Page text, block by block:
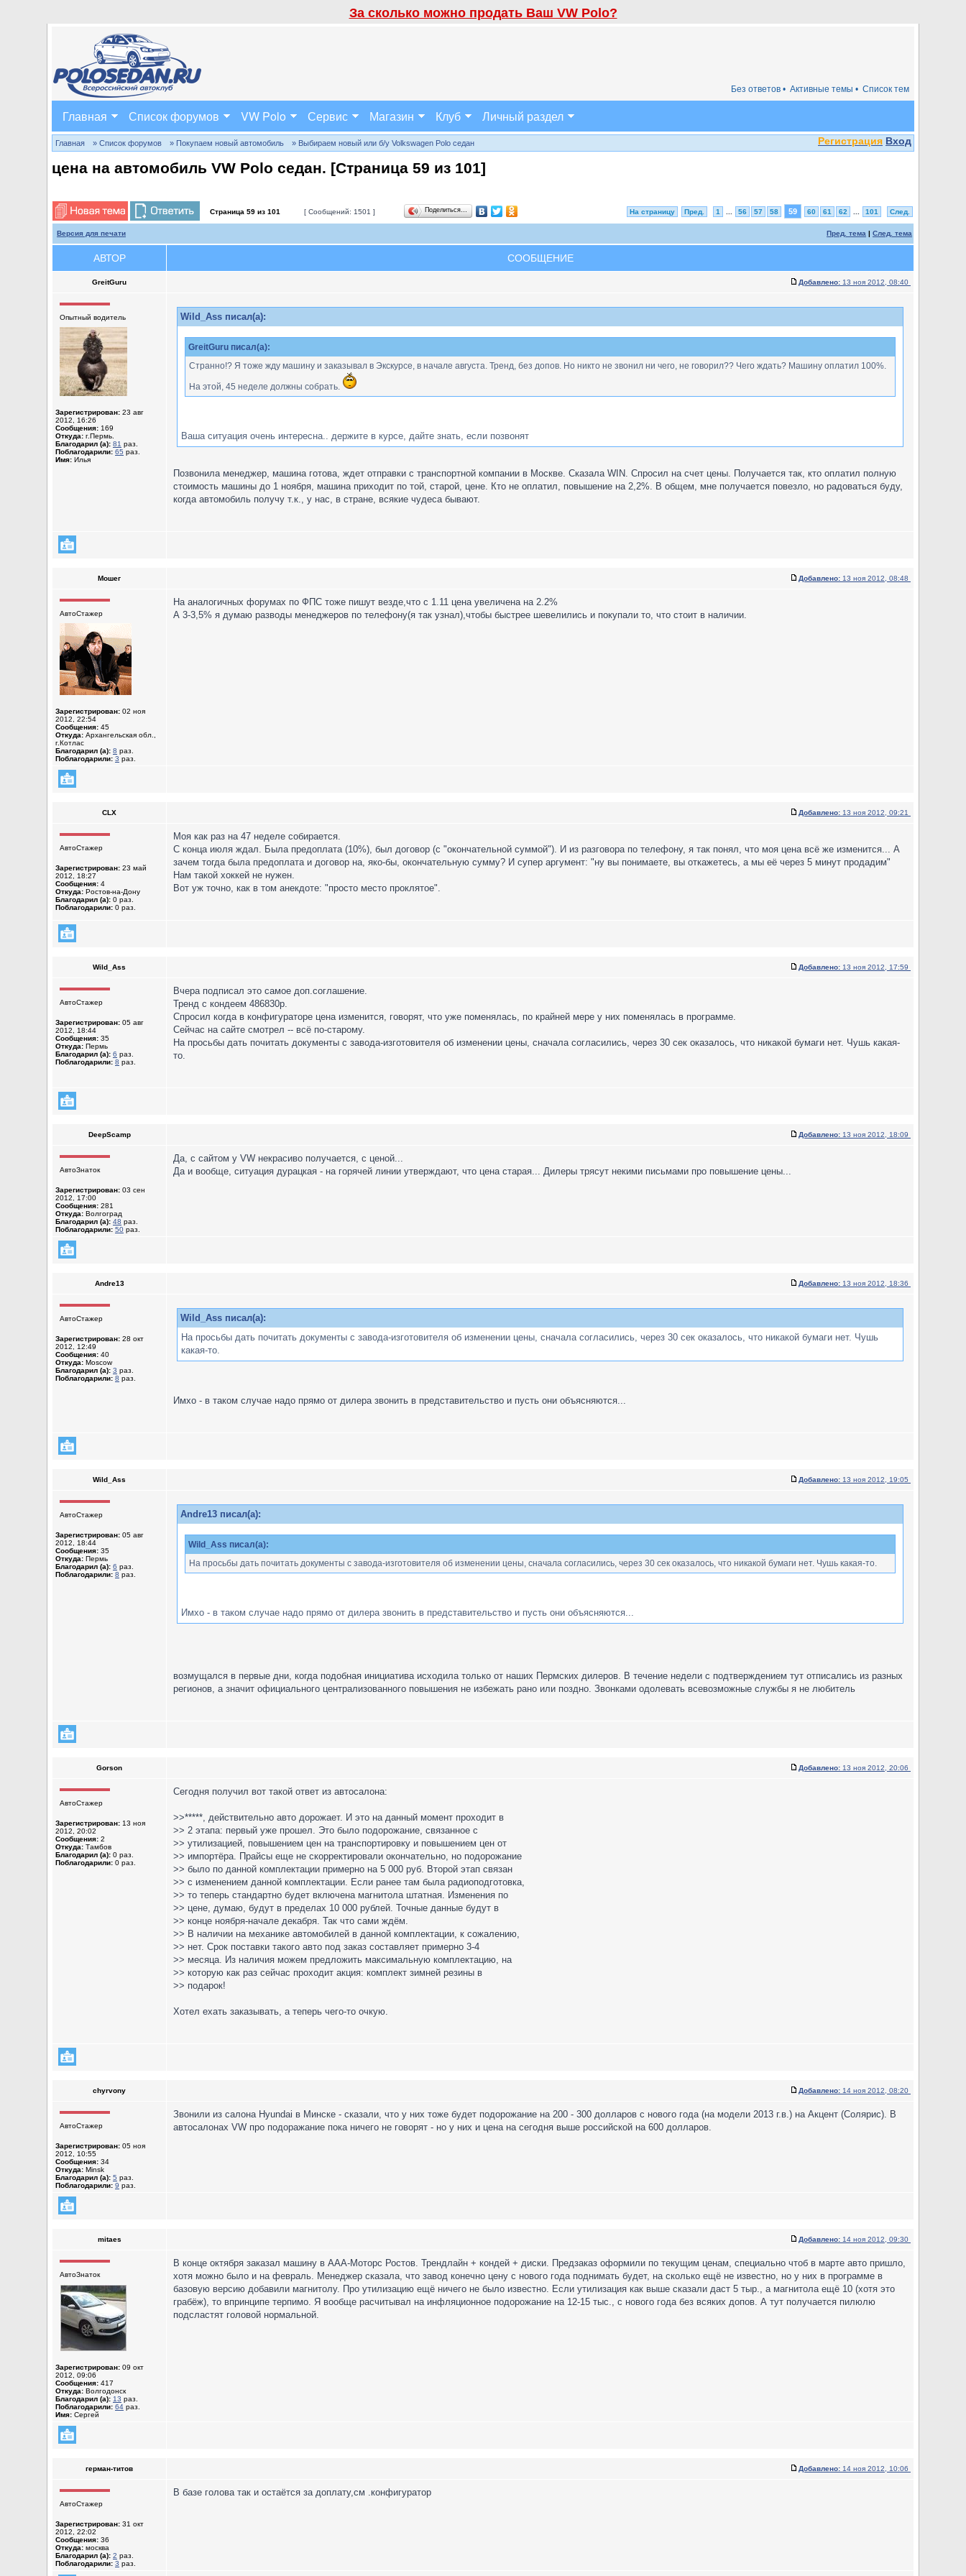
За сколько можно продать Ваш VW Polo?
Список тем
Активные темы •
Без ответов •
Главная Список форумов VW Polo Сервис Магазин Клуб Личный раздел
Регистрация Вход
Главная » Список форумов » Покупаем новый автомобиль » Выбираем новый или б/у Volkswagen Polo седан
цена на автомобиль VW Polo седан. [Страница 59 из 101]
Страница 59 из 101 [ Сообщений: 1501 ] Поделиться… На страницу Пред. 1 56 57 58 59 60 61 62 101 След.
Версия для печати Пред. тема | След. тема
АВТОР СООБЩЕНИЕ
GreitGuru Добавлено: 13 ноя 2012, 08:40
Опытный водитель
Зарегистрирован: 23 авг
2012, 16:26
Сообщения: 169
Откуда: г.Пермь.
Благодарил (а): 81 раз.
Поблагодарили: 65 раз.
Имя: Илья
Wild_Ass писал(а):
GreitGuru писал(а):
Странно!? Я тоже жду машину и заказывал в Экскурсе, в начале августа. Тренд, без допов. Но никто не звонил ни чего, не говорил?? Чего ждать? Машину оплатил 100%.
На этой, 45 неделе должны собрать.
Ваша ситуация очень интересна.. держите в курсе, дайте знать, если позвонят
Позвонила менеджер, машина готова, ждет отправки с транспортной компании в Москве. Сказала WIN. Спросил на счет цены. Получается так, кто оплатил полную
стоимость машины до 1 ноября, машина приходит по той, старой, цене. Кто не оплатил, повышение на 2,2%. В общем, мне получается повезло, но радоваться буду,
когда автомобиль получу т.к., у нас, в стране, всякие чудеса бывают.
Мошег Добавлено: 13 ноя 2012, 08:48
АвтоСтажер
Зарегистрирован: 02 ноя
2012, 22:54
Сообщения: 45
Откуда: Архангельская обл.,
г.Котлас
Благодарил (а): 8 раз.
Поблагодарили: 3 раз.
На аналогичных форумах по ФПС тоже пишут везде,что с 1.11 цена увеличена на 2.2%
А 3-3,5% я думаю разводы менеджеров по телефону(я так узнал),чтобы быстрее шевелились и покупали то, что стоит в наличии.
CLX Добавлено: 13 ноя 2012, 09:21
АвтоСтажер
Зарегистрирован: 23 май
2012, 18:27
Сообщения: 4
Откуда: Ростов-на-Дону
Благодарил (а): 0 раз.
Поблагодарили: 0 раз.
Моя как раз на 47 неделе собирается.
С конца июля ждал. Была предоплата (10%), был договор (с "окончательной суммой"). И из разговора по телефону, я так понял, что моя цена всё же изменится... А
зачем тогда была предоплата и договор на, яко-бы, окончательную сумму? И супер аргумент: "ну вы понимаете, вы откажетесь, а мы её через 5 минут продадим"
Нам такой хоккей не нужен.
Вот уж точно, как в том анекдоте: "просто место проклятое".
Wild_Ass Добавлено: 13 ноя 2012, 17:59
АвтоСтажер
Зарегистрирован: 05 авг
2012, 18:44
Сообщения: 35
Откуда: Пермь
Благодарил (а): 6 раз.
Поблагодарили: 8 раз.
Вчера подписал это самое доп.соглашение.
Тренд с кондеем 486830р.
Спросил когда в конфигураторе цена изменится, говорят, что уже поменялась, по крайней мере у них поменялась в программе.
Сейчас на сайте смотрел -- всё по-старому.
На просьбы дать почитать документы с завода-изготовителя об изменении цены, сначала согласились, через 30 сек оказалось, что никакой бумаги нет. Чушь какая-
то.
DeepScamp Добавлено: 13 ноя 2012, 18:09
АвтоЗнаток
Зарегистрирован: 03 сен
2012, 17:00
Сообщения: 281
Откуда: Волгоград
Благодарил (а): 48 раз.
Поблагодарили: 50 раз.
Да, с сайтом у VW некрасиво получается, с ценой...
Да и вообще, ситуация дурацкая - на горячей линии утверждают, что цена старая... Дилеры трясут некими письмами про повышение цены...
Andre13 Добавлено: 13 ноя 2012, 18:36
АвтоСтажер
Зарегистрирован: 28 окт
2012, 12:49
Сообщения: 40
Откуда: Moscow
Благодарил (а): 3 раз.
Поблагодарили: 8 раз.
Wild_Ass писал(а):
На просьбы дать почитать документы с завода-изготовителя об изменении цены, сначала согласились, через 30 сек оказалось, что никакой бумаги нет. Чушь
какая-то.
Имхо - в таком случае надо прямо от дилера звонить в представительство и пусть они объясняются...
Wild_Ass Добавлено: 13 ноя 2012, 19:05
АвтоСтажер
Зарегистрирован: 05 авг
2012, 18:44
Сообщения: 35
Откуда: Пермь
Благодарил (а): 6 раз.
Поблагодарили: 8 раз.
Andre13 писал(а):
Wild_Ass писал(а):
На просьбы дать почитать документы с завода-изготовителя об изменении цены, сначала согласились, через 30 сек оказалось, что никакой бумаги нет. Чушь какая-то.
Имхо - в таком случае надо прямо от дилера звонить в представительство и пусть они объясняются...
возмущался в первые дни, когда подобная инициатива исходила только от наших Пермских дилеров. В течение недели с подтверждением тут отписались из разных
регионов, а значит официального централизованного повышения не избежать рано или поздно. Звонками одолевать всевозможные службы я не любитель
Gorson Добавлено: 13 ноя 2012, 20:06
АвтоСтажер
Зарегистрирован: 13 ноя
2012, 20:02
Сообщения: 2
Откуда: Тамбов
Благодарил (а): 0 раз.
Поблагодарили: 0 раз.
Сегодня получил вот такой ответ из автосалона:
>>*****, действительно авто дорожает. И это на данный момент проходит в
>> 2 этапа: первый уже прошел. Это было подорожание, связанное с
>> утилизацией, повышением цен на транспортировку и повышением цен от
>> импортёра. Прайсы еще не скорректировали окончательно, но подорожание
>> было по данной комплектации примерно на 5 000 руб. Второй этап связан
>> с изменением данной комплектации. Если ранее там была радиоподготовка,
>> то теперь стандартно будет включена магнитола штатная. Изменения по
>> цене, думаю, будут в пределах 10 000 рублей. Точные данные будут в
>> конце ноября-начале декабря. Так что сами ждём.
>> В наличии на механике автомобилей в данной комплектации, к сожалению,
>> нет. Срок поставки такого авто под заказ составляет примерно 3-4
>> месяца. Из наличия можем предложить максимальную комплектацию, на
>> которую как раз сейчас проходит акция: комплект зимней резины в
>> подарок!
Хотел ехать заказывать, а теперь чего-то очкую.
chyrvony Добавлено: 14 ноя 2012, 08:20
АвтоСтажер
Зарегистрирован: 05 ноя
2012, 10:55
Сообщения: 34
Откуда: Minsk
Благодарил (а): 5 раз.
Поблагодарили: 9 раз.
Звонили из салона Hyundai в Минске - сказали, что у них тоже будет подорожание на 200 - 300 долларов с нового года (на модели 2013 г.в.) на Акцент (Солярис). В
автосалонах VW про подоражание пока ничего не говорят - но у них и цена на сегодня выше российской на 600 долларов.
mitaes Добавлено: 14 ноя 2012, 09:30
АвтоЗнаток
Зарегистрирован: 09 окт
2012, 09:06
Сообщения: 417
Откуда: Волгодонск
Благодарил (а): 13 раз.
Поблагодарили: 64 раз.
Имя: Сергей
В конце октября заказал машину в ААА-Моторс Ростов. Трендлайн + кондей + диски. Предзаказ оформили по текущим ценам, специально чтоб в марте авто пришло,
хотя можно было и на февраль. Менеджер сказала, что завод конечно цену с нового года поднимать будет, на сколько ещё не известно, но у них в программе в
базовую версию добавили магнитолу. Про утилизацию ещё ничего не было известно. Если утилизация как выше сказали даст 5 тыр., а магнитола ещё 10 (хотя это
грабёж), то впринципе терпимо. Я вообще расчитывал на инфляционное подорожание на 12-15 тыс., с нового года без всяких допов. А тут получается пилюлю
подсластят головой нормальной.
герман-титов Добавлено: 14 ноя 2012, 10:06
АвтоСтажер
Зарегистрирован: 31 окт
2012, 22:02
Сообщения: 36
Откуда: москва
Благодарил (а): 2 раз.
Поблагодарили: 3 раз.
В базе голова так и остаётся за доплату,см .конфигуратор